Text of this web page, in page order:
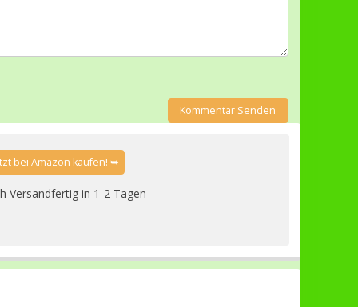
bei Amazon kaufen! ➥
Versandfertig in 1-2 Tagen